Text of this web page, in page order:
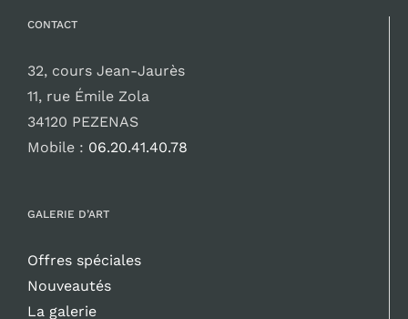
CONTACT
32, cours Jean-Jaurès
11, rue Émile Zola
34120 PEZENAS
Mobile : 06.20.41.40.78
GALERIE D’ART
Offres spéciales
Nouveautés
La galerie